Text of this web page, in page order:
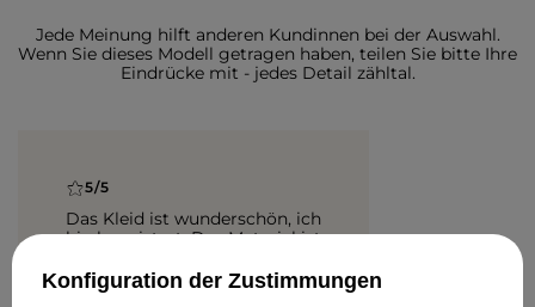
Jede Meinung hilft anderen Kundinnen bei der Auswahl.
Wenn Sie dieses Modell getragen haben, teilen Sie bitte Ihre
Eindrücke mit - jedes Detail zähltal.
5/5
Das Kleid ist wunderschön, ich
bin begeistert. Das Material ist
mich darin richtig wohl. Die
Bestellung kam sehr schnell
Konfiguration der Zustimmungen